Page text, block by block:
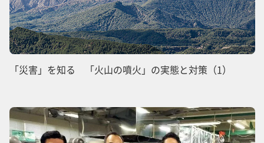
「災害」を知る 「火山の噴火」の実態と対策（1）